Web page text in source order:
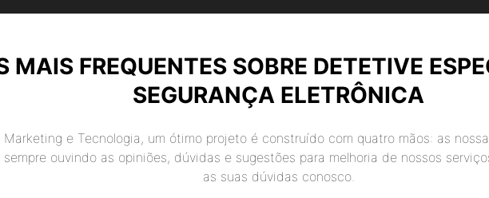
MAIS FREQUENTES SOBRE DETETIVE
SEGURANÇA ELETRÔNICA
e Tecnologia, um ótimo projeto é construído com quatro mãos: as
ouvindo as opiniões, dúvidas e sugestões para melhoria de nossos
as suas dúvidas conosco.